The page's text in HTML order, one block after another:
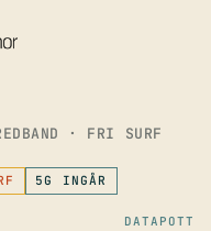
· FRI SURF
5G INGÅR
DATAPOTT